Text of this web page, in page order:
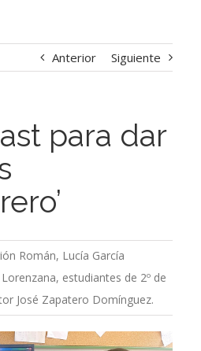
Anterior Siguiente
para dar
Román, Lucía García
estudiantes de 2º de
José Zapatero Domínguez.